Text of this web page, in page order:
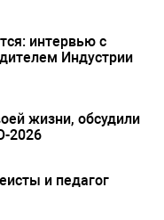
интервью с
Индустрии
жизни, обсудили
2026
и педагог